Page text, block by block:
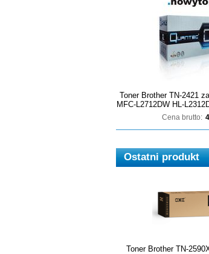
Toner Brother TN-2421
MFC-L2712DW HL-
Cena brutto:
Ostatni produkt
Toner Brother TN-